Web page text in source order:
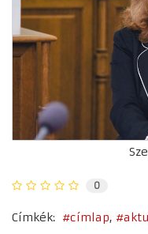
0
Címkék: címlap